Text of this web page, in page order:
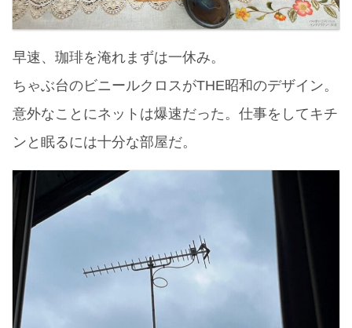
早速、珈琲を淹れまずは一休み。
ちゃぶ台のビニールクロスがTHE昭和のデザイン。
意外なことにネットは爆速だった。仕事をしてキチ
ンと眠るには十分な部屋だ。